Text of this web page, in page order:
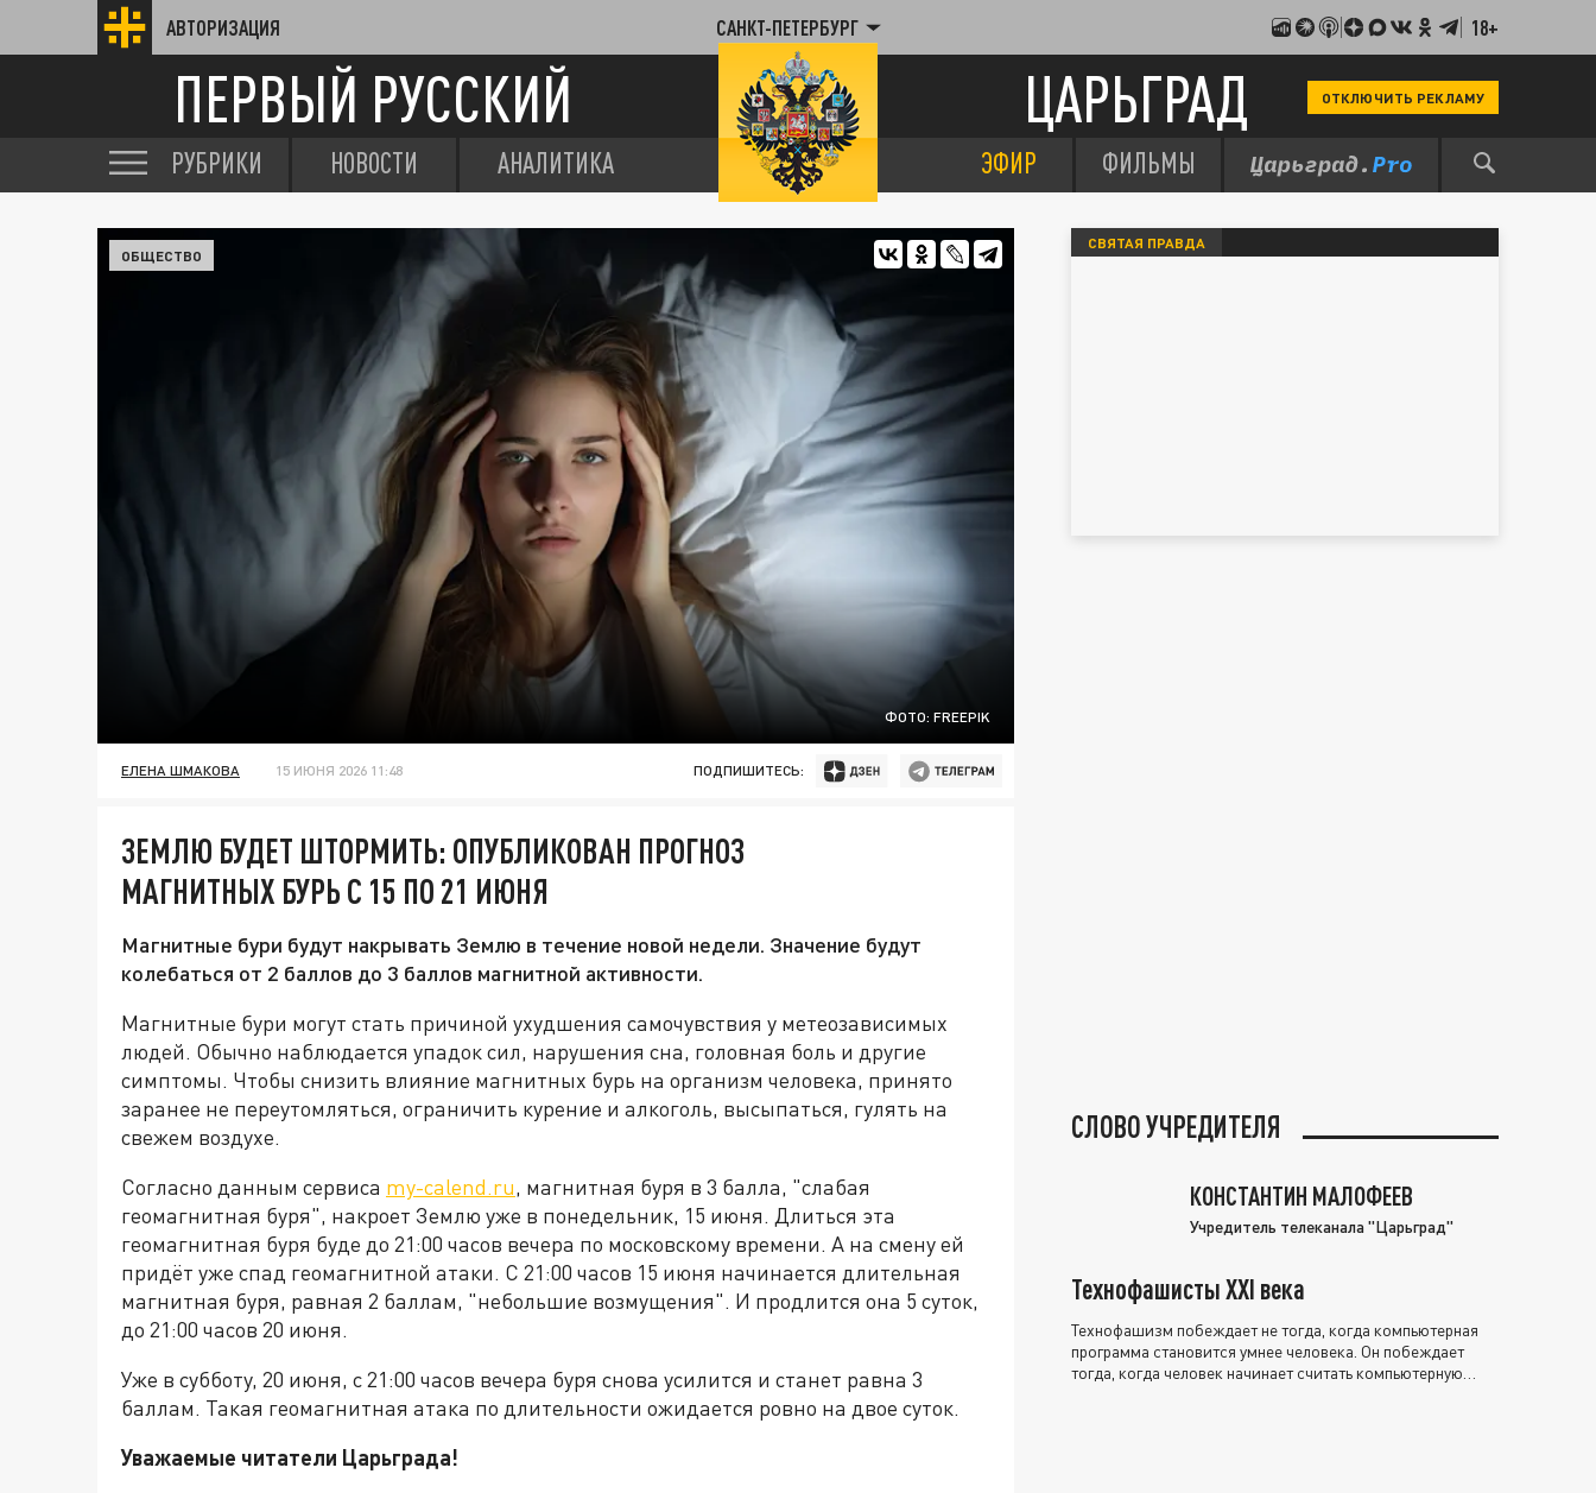
АВТОРИЗАЦИЯ САНКТ-ПЕТЕРБУРГ 18+
ПЕРВЫЙ РУССКИЙ ЦАРЬГРАД ОТКЛЮЧИТЬ РЕКЛАМУ
РУБРИКИ НОВОСТИ АНАЛИТИКА ЭФИР ФИЛЬМЫ
ФОТО: FREEPIK
ОБЩЕСТВО
ЕЛЕНА ШМАКОВА 15 ИЮНЯ 2026 11:48 ПОДПИШИТЕСЬ:
ЗЕМЛЮ БУДЕТ ШТОРМИТЬ: ОПУБЛИКОВАН ПРОГНОЗ
МАГНИТНЫХ БУРЬ С 15 ПО 21 ИЮНЯ
Магнитные бури будут накрывать Землю в течение новой недели. Значение будут
колебаться от 2 баллов до 3 баллов магнитной активности.
Магнитные бури могут стать причиной ухудшения самочувствия у метеозависимых
людей. Обычно наблюдается упадок сил, нарушения сна, головная боль и другие
симптомы. Чтобы снизить влияние магнитных бурь на организм человека, принято
заранее не переутомляться, ограничить курение и алкоголь, высыпаться, гулять на
свежем воздухе.
Согласно данным сервиса my-calend.ru, магнитная буря в 3 балла, "слабая
геомагнитная буря", накроет Землю уже в понедельник, 15 июня. Длиться эта
геомагнитная буря буде до 21:00 часов вечера по московскому времени. А на смену ей
придёт уже спад геомагнитной атаки. С 21:00 часов 15 июня начинается длительная
магнитная буря, равная 2 баллам, "небольшие возмущения". И продлится она 5 суток,
до 21:00 часов 20 июня.
Уже в субботу, 20 июня, с 21:00 часов вечера буря снова усилится и станет равна 3
баллам. Такая геомагнитная атака по длительности ожидается ровно на двое суток.
Уважаемые читатели Царьграда!
СВЯТАЯ ПРАВДА
СЛОВО УЧРЕДИТЕЛЯ
КОНСТАНТИН МАЛОФЕЕВ
Учредитель телеканала "Царьград"
Технофашисты XXI века
Технофашизм побеждает не тогда, когда компьютерная
программа становится умнее человека. Он побеждает
тогда, когда человек начинает считать компьютерную